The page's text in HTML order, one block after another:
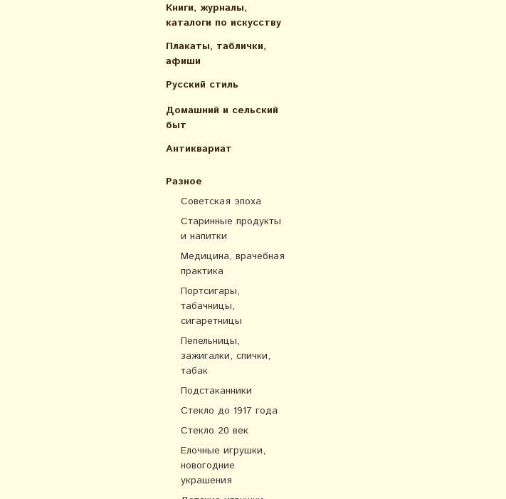
Книги, журналы,
каталоги по искусcтву
Плакаты, таблички,
афиши
Русский стиль
Домашний и сельский
быт
Антиквариат
Разное
Советская эпоха
Старинные продукты
и напитки
Медицина, врачебная
практика
Портсигары,
табачницы,
сигаретницы
Пепельницы,
зажигалки, спички,
табак
Подстаканники
Стекло до 1917 года
Стекло 20 век
Елочные игрушки,
новогодние
украшения